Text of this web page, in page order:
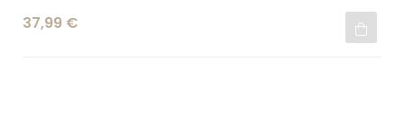
37,99 €